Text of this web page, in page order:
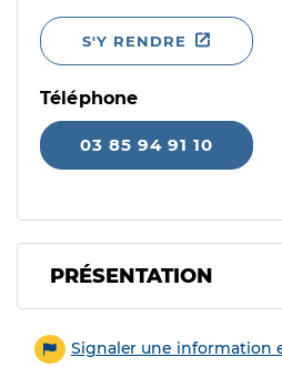
S'Y RENDRE
Téléphone
03 85 94 91 10
PRÉSENTATION
Signaler une information